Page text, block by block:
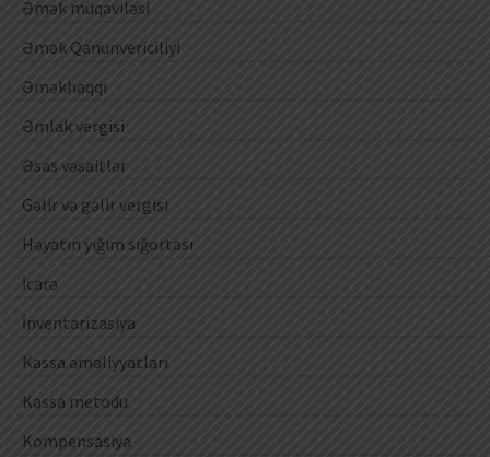
Əmək müqaviləsi
Əmək Qanunvericiliyi
Əməkhaqqı
Əmlak vergisi
Əsas vəsaitlər
Gəlir və gəlir vergisi
Həyatın yığım sığortası
İcarə
İnventarizasiya
Kassa əməliyyatları
Kassa metodu
Kompensasiya